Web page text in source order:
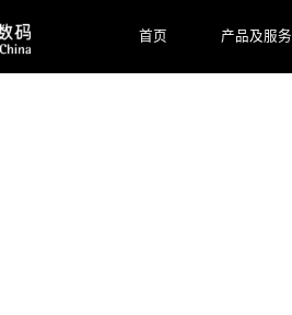
首页 产品及服务